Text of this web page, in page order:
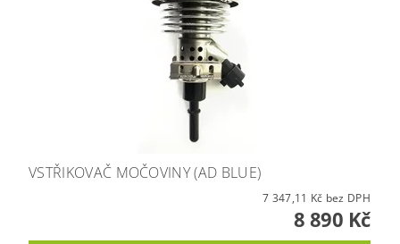
VSTŘIKOVAČ MOČOVINY (AD BLUE)
7 347,11 Kč bez DPH
8 890 Kč